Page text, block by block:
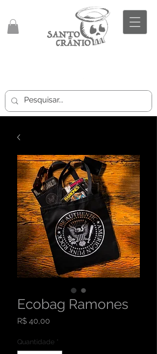
Ecobag Ramones
R$ 40,00
Quantidade *